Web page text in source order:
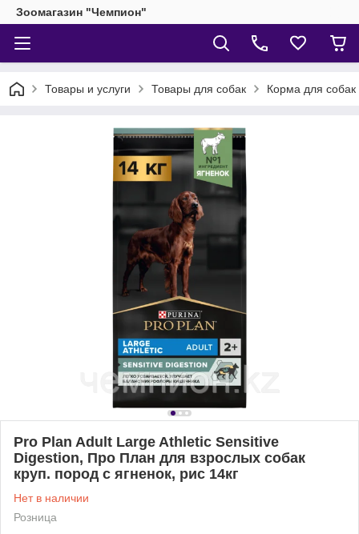
Зоомагазин "Чемпион"
Товары и услуги Товары для собак Корма для собак
Pro Plan Adult Large Athletic Sensitive
Digestion, Про План для взрослых собак
круп. пород с ягненок, рис 14кг
Нет в наличии
Розница